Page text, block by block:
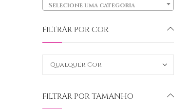
Selecione uma categoria
FILTRAR POR COR
FILTRAR POR TAMANHO